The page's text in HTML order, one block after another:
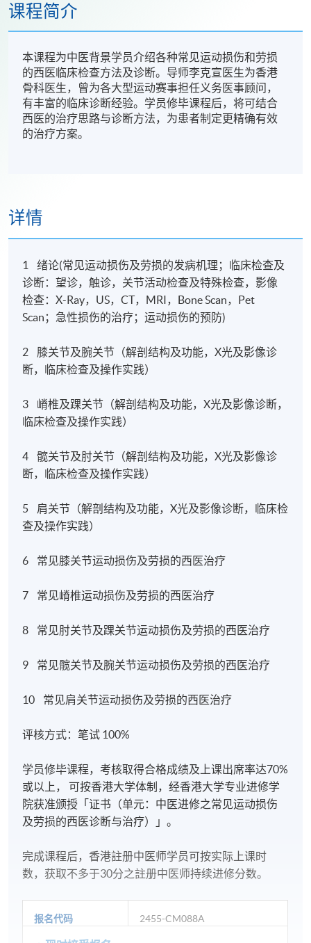
课程简介
本课程为中医背景学员介绍各种常见运动损伤和劳损
的西医临床检查方法及诊断。导师李克宣医生为香港
骨科医生，曾为各大型运动赛事担任义务医事顾问，
有丰富的临床诊断经验。学员修毕课程后，将可结合
西医的治疗思路与诊断方法，为患者制定更精确有效
的治疗方案。
详情
1 绪论(常见运动损伤及劳损的发病机理；临床检查及
诊断：望诊，触诊，关节活动检查及特殊检查，影像
检查：X-Ray，US，CT，MRI，Bone Scan，Pet
Scan；急性损伤的治疗；运动损伤的预防)
2 膝关节及腕关节（解剖结构及功能，X光及影像诊
断，临床检查及操作实践）
3 嵴椎及踝关节（解剖结构及功能，X光及影像诊断，
临床检查及操作实践）
4 髋关节及肘关节（解剖结构及功能，X光及影像诊
断，临床检查及操作实践）
5 肩关节（解剖结构及功能，X光及影像诊断，临床检
查及操作实践）
6 常见膝关节运动损伤及劳损的西医治疗
7 常见嵴椎运动损伤及劳损的西医治疗
8 常见肘关节及踝关节运动损伤及劳损的西医治疗
9 常见髋关节及腕关节运动损伤及劳损的西医治疗
10 常见肩关节运动损伤及劳损的西医治疗
评核方式：笔试 100%
学员修毕课程，考核取得合格成绩及上课出席率达70%
或以上， 可按香港大学体制，经香港大学专业进修学
院获准颁授「证书（单元：中医进修之常见运动损伤
及劳损的西医诊断与治疗）」。
完成课程后，香港註册中医师学员可按实际上课时
数，获取不多于30分之註册中医师持续进修分数。
报名代码 2455-CM088A